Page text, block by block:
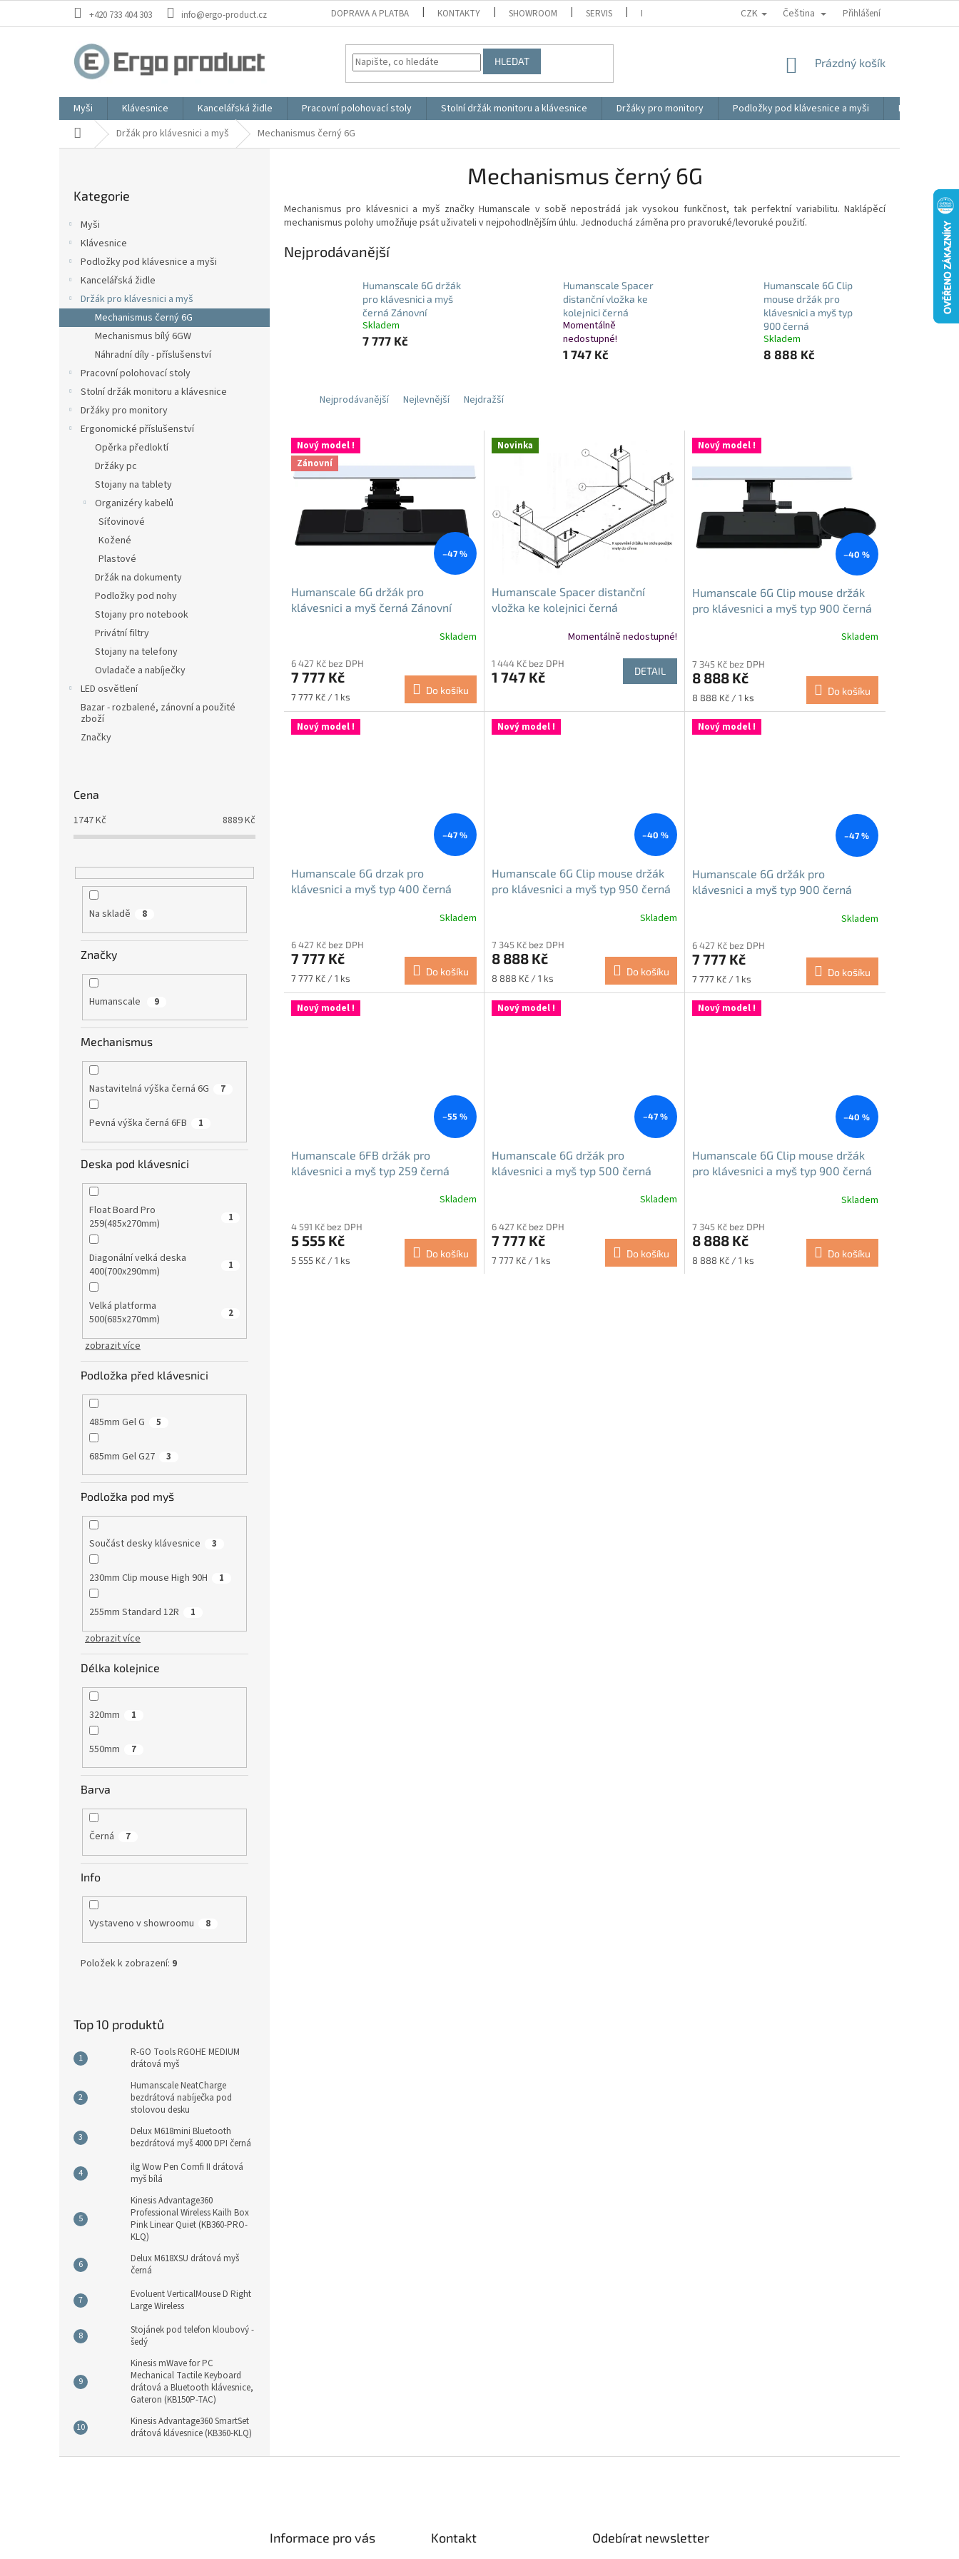
+420 733 404 303 info@ergo-product.cz DOPRAVA A PLATBA KONTAKTY SHOWROOM SERVIS REKLAMACE VIDEO MOJE OBJEDNÁVKA
CZK Čeština Přihlášení
HLEDAT
NÁKUPNÍ
Prázdný košík
Myši Klávesnice Kancelářská židle Pracovní polohovací stoly Stolní držák monitoru a klávesnice Držáky pro monitory Podložky pod klávesnice a myši
Ergonomické
Domů Držák pro klávesnici a myš Mechanismus černý 6G
a
n
kategorie
Kategorie
Myši
Klávesnice
Podložky pod klávesnice a myši
Kancelářská židle
Držák pro klávesnici a myš
Mechanismus černý 6G
Mechanismus bílý 6GW
Náhradní díly - příslušenství
Pracovní polohovací stoly
Stolní držák monitoru a klávesnice
Držáky pro monitory
Ergonomické příslušenství
Opěrka předloktí
Držáky pc
Stojany na tablety
Organizéry kabelů
Síťovinové
Kožené
Plastové
Držák na dokumenty
Podložky pod nohy
Stojany pro notebook
Privátní filtry
Stojany na telefony
Ovladače a nabíječky
LED osvětlení
Bazar - rozbalené, zánovní a použité
zboží
Značky
Cena
1747Kč 8889Kč
Na skladě 8
Značky
Humanscale 9
Mechanismus
Nastavitelná výška černá 6G 7
Pevná výška černá 6FB 1
Deska pod klávesnici
Float Board Pro
259(485x270mm)
1
Diagonální velká deska
400(700x290mm)
1
Velká platforma
500(685x270mm)
2
zobrazit více
Podložka před klávesnici
485mm Gel G 5
685mm Gel G27 3
Podložka pod myš
Součást desky klávesnice 3
230mm Clip mouse High 90H 1
255mm Standard 12R 1
zobrazit více
Délka kolejnice
320mm 1
550mm 7
Barva
Černá 7
Info
Vystaveno v showroomu 8
Položek k zobrazení: 9
Top 10 produktů
R-GO Tools RGOHE MEDIUM
drátová myš
Humanscale NeatCharge
bezdrátová nabíječka pod
stolovou desku
Delux M618mini Bluetooth
bezdrátová myš 4000 DPI černá
ilg Wow Pen Comfi II drátová
myš bílá
Kinesis Advantage360
Professional Wireless Kailh Box
Pink Linear Quiet (KB360-PRO-
KLQ)
Delux M618XSU drátová myš
černá
Evoluent VerticalMouse D Right
Large Wireless
Stojánek pod telefon kloubový -
šedý
Kinesis mWave for PC
Mechanical Tactile Keyboard
drátová a Bluetooth klávesnice,
Gateron (KB150P-TAC)
Kinesis Advantage360 SmartSet
drátová klávesnice (KB360-KLQ)
Mechanismus černý 6G
Mechanismus pro klávesnici a myš značky Humanscale v sobě nepostrádá jak vysokou funkčnost, tak perfektní variabilitu. Naklápěcí
mechanismus polohy umožňuje psát uživateli v nejpohodlnějším úhlu. Jednoduchá záměna pro pravoruké/levoruké použití.
Nejprodávanější
Humanscale 6G držák
pro klávesnici a myš
černá Zánovní
Skladem
7 777 Kč
Humanscale Spacer
distanční vložka ke
kolejnici černá
Momentálně
nedostupné!
1 747 Kč
Humanscale 6G Clip
mouse držák pro
klávesnici a myš typ
900 černá
Skladem
8 888 Kč
Nejprodávanější Nejlevnější Nejdražší
V
p
Nový model !
Zánovní
–47 %
Humanscale 6G držák pro
klávesnici a myš černá Zánovní
Skladem
6 427 Kč bez DPH
7 777 Kč
Měrná
cena:
7 777 Kč / 1 ks
Do košíku
Novinka
Humanscale Spacer distanční
vložka ke kolejnici černá
Momentálně nedostupné!
1 444 Kč bez DPH
1 747 Kč DETAIL
Nový model !
–40 %
Humanscale 6G Clip mouse držák
pro klávesnici a myš typ 900 černá
Skladem
7 345 Kč bez DPH
8 888 Kč
Měrná
cena:
8 888 Kč / 1 ks
Do košíku
Nový model !
–47 %
Humanscale 6G drzak pro
klávesnici a myš typ 400 černá
Skladem
6 427 Kč bez DPH
7 777 Kč
Měrná
cena:
7 777 Kč / 1 ks
Do košíku
Nový model !
–40 %
Humanscale 6G Clip mouse držák
pro klávesnici a myš typ 950 černá
produktu
je
5,0
5
hvězdiček.
Skladem
7 345 Kč bez DPH
8 888 Kč
Měrná
cena:
8 888 Kč / 1 ks
Do košíku
Nový model !
–47 %
Humanscale 6G držák pro
klávesnici a myš typ 900 černá
Skladem
6 427 Kč bez DPH
7 777 Kč
Měrná
cena:
7 777 Kč / 1 ks
Do košíku
Nový model !
–55 %
Humanscale 6FB držák pro
klávesnici a myš typ 259 černá
Skladem
4 591 Kč bez DPH
5 555 Kč
Měrná
5 555 Kč / 1 ks
Do košíku
Nový model !
–47 %
Humanscale 6G držák pro
klávesnici a myš typ 500 černá
produktu
je
4,7
Skladem
6 427 Kč bez DPH
7 777 Kč
Měrná
7 777 Kč / 1 ks
Do košíku
Nový model !
–40 %
Humanscale 6G Clip mouse držák
pro klávesnici a myš typ 900 černá
Skladem
7 345 Kč bez DPH
8 888 Kč
Měrná
8 888 Kč / 1 ks
Do košíku
Informace pro vás Kontakt Odebírat newsletter